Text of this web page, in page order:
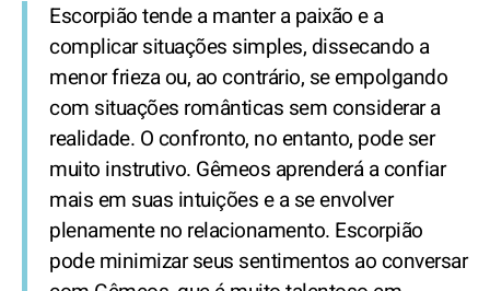
Escorpião tende a manter a paixão e a
complicar situações simples, dissecando a
menor frieza ou, ao contrário, se empolgando
com situações românticas sem considerar a
realidade. O confronto, no entanto, pode ser
muito instrutivo. Gêmeos aprenderá a confiar
mais em suas intuições e a se envolver
plenamente no relacionamento. Escorpião
pode minimizar seus sentimentos ao conversar